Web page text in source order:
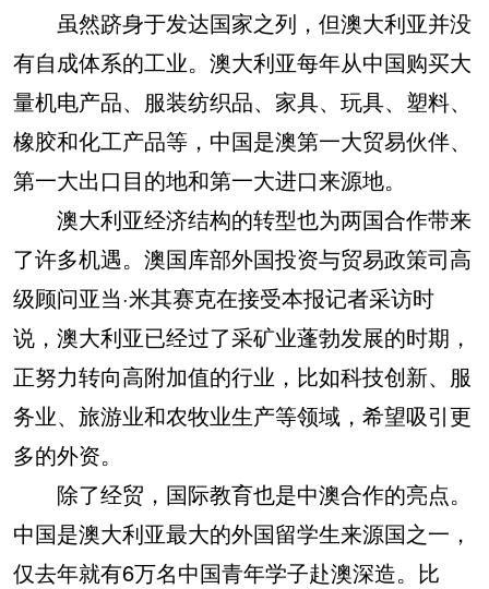
虽然跻身于发达国家之列，但澳大利亚并没
有自成体系的工业。澳大利亚每年从中国购买大
量机电产品、服装纺织品、家具、玩具、塑料、
橡胶和化工产品等，中国是澳第一大贸易伙伴、
第一大出口目的地和第一大进口来源地。
澳大利亚经济结构的转型也为两国合作带来
了许多机遇。澳国库部外国投资与贸易政策司高
级顾问亚当·米其赛克在接受本报记者采访时
说，澳大利亚已经过了采矿业蓬勃发展的时期，
正努力转向高附加值的行业，比如科技创新、服
务业、旅游业和农牧业生产等领域，希望吸引更
多的外资。
除了经贸，国际教育也是中澳合作的亮点。
中国是澳大利亚最大的外国留学生来源国之一，
仅去年就有6万名中国青年学子赴澳深造。比